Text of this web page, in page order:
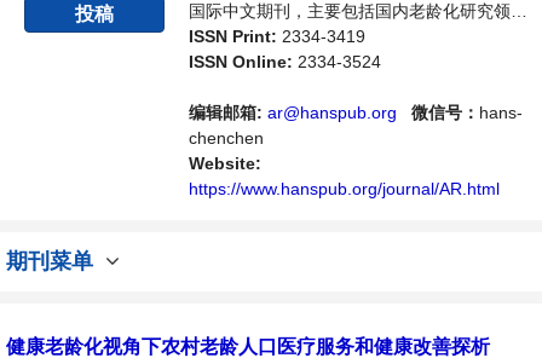
投稿
国际中文期刊，主要包括国内老龄化研究领域
最新成果介绍，学者讨论，某一领域的研究进
展和专业评论等多方面的内容，旨在给世界范
播、分享和讨论老龄化领域内不同方向问题与
发展的交流平台。
ISSN Print: 2334-3419
ISSN Online: 2334-3524
编辑邮箱: ar@hanspub.org 微信号： hans-
chenchen
Website:
https://www.hanspub.org/journal/AR.html
期刊菜单
健康老龄化视角下农村老龄人口医疗服务和健康改善探析